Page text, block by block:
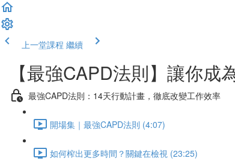
上一堂課程 繼續
【最強CAPD法則】讓你成
最強CAPD法則：14天行動計畫，徹底改變工作效率
開場集｜最強CAPD法則 (4:07)
如何榨出更多時間？關鍵在檢視 (23:25)